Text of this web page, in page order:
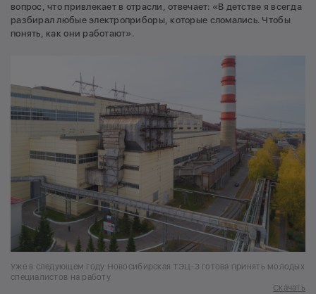
вопрос, что привлекает в отрасли, отвечает: «В детстве я всегда
разбирал любые электроприборы, которые сломались. Чтобы
понять, как они работают».
Уже в следующем году Новосибирская ТЭЦ-3 готова принять молодых
специалистов на работу
Скачать